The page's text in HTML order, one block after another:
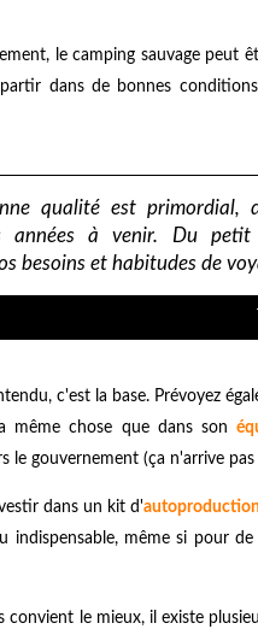
le camping sauvage peut
dans de bonnes
qualité est primordial,
années à venir. Du
besoins et habitudes de
c'est la base. Prévoyez
même chose que dans son
le gouvernement (ça n'arrive
dans un kit d'
indispensable, même si pour
convient le mieux, il existe